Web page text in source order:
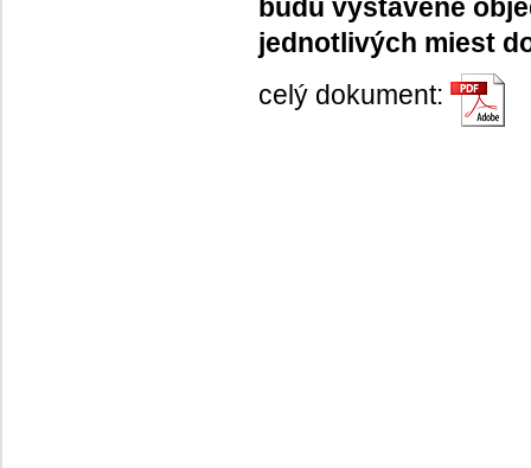
budú vystavené
jednotlivých miest
celý dokument: